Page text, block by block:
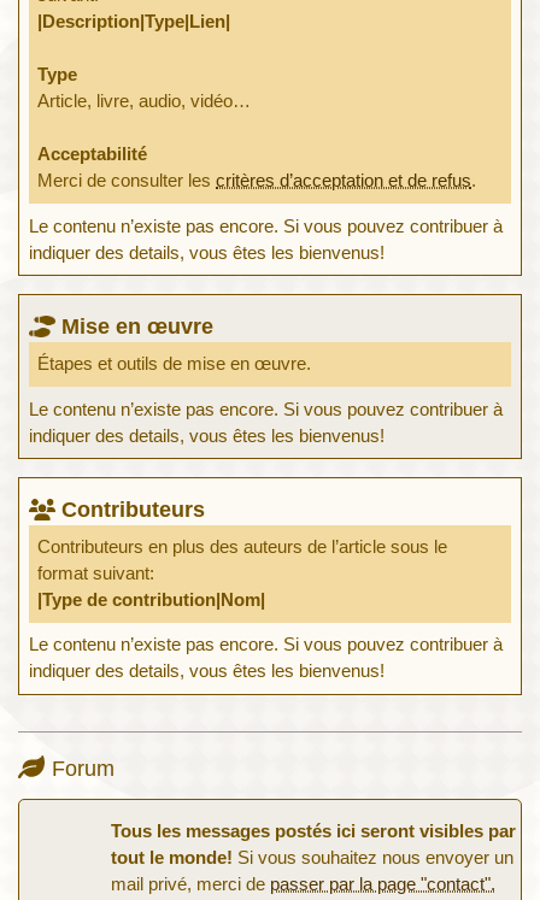
|Description|Type|Lien|
Type
Article, livre, audio, vidéo…
Acceptabilité
Merci de consulter lescritères d’acceptation et de refus.
Le contenu n’existe pas encore. Si vous pouvez contribuer à
indiquer des details, vous êtes les bienvenus!
Mise en œuvre
Étapes et outils de mise en œuvre.
Le contenu n’existe pas encore. Si vous pouvez contribuer à
indiquer des details, vous êtes les bienvenus!
Contributeurs
Contributeurs en plus des auteurs de l’article sous le
format suivant:
|Type de contribution|Nom|
Le contenu n’existe pas encore. Si vous pouvez contribuer à
indiquer des details, vous êtes les bienvenus!
Forum
Tous les messages postés ici seront visibles par
tout le monde! Si vous souhaitez nous envoyer un
mail privé, merci de passer par la page "contact".